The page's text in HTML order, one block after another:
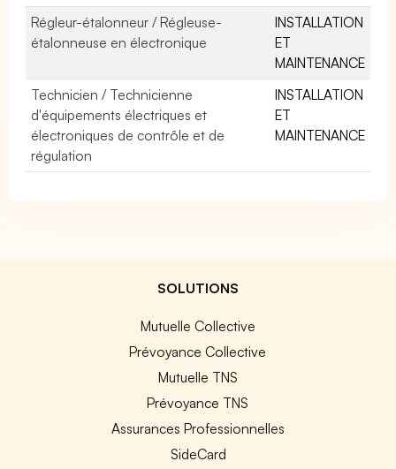
Régleur-étalonneur / Régleuse-
étalonneuse en électronique
INSTALLATION
ET
MAINTENANCE
Technicien / Technicienne
d'équipements électriques et
électroniques de contrôle et de
régulation
INSTALLATION
ET
MAINTENANCE
SOLUTIONS
Mutuelle Collective
Prévoyance Collective
Mutuelle TNS
Prévoyance TNS
Assurances Professionnelles
SideCard